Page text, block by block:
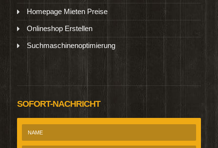
Homepage Mieten Preise
Onlineshop Erstellen
Suchmaschinenoptimierung
SOFORT-NACHRICHT